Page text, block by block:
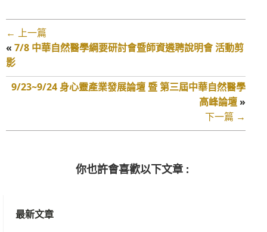
← 上一篇
« 7/8 中華自然醫學綱要研討會暨師資遴聘說明會 活動剪
影
9/23~9/24 身心靈產業發展論壇 暨 第三屆中華自然醫學
高峰論壇»
下一篇 →
你也許會喜歡以下文章 :
最新文章